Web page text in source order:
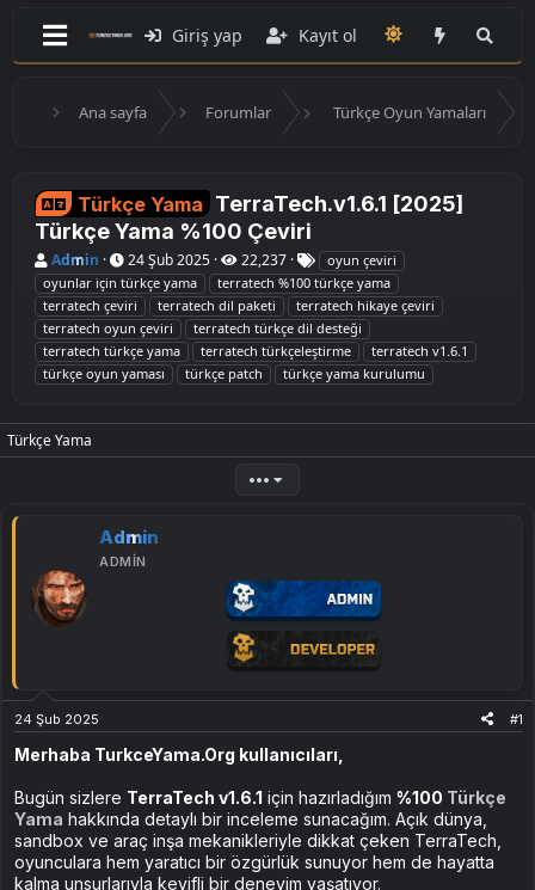
Giriş yap Kayıt ol
Ana sayfa Forumlar Türkçe Oyun Yamaları
Türkçe Yama TerraTech.v1.6.1 [2025]
Türkçe Yama %100 Çeviri
K
o
n
u
y
u
B
a
l
a
t
Admin
B
a
ş
l
a
n
g
ı
t
r
24 Şub 2025 22,237
E
t
i
k
e
t
l
e
oyun çeviri
oyunlar i̇çin türkçe yama
terratech %100 türkçe yama
terratech çeviri
terratech dil paketi
terratech hikaye çeviri
terratech oyun çeviri
terratech türkçe dil desteği
terratech türkçe yama
terratech türkçeleştirme
terratech v1.6.1
türkçe oyun yaması
türkçe patch türkçe yama kurulumu
Türkçe Yama
•••
Admin
ADMIN
24 Şub 2025 #1
Merhaba TurkceYama.Org kullanıcıları,
Bugün sizlere TerraTech v1.6.1 için hazırladığım %100 Türkçe
Yama hakkında detaylı bir inceleme sunacağım. Açık dünya,
sandbox ve araç inşa mekanikleriyle dikkat çeken TerraTech,
oyunculara hem yaratıcı bir özgürlük sunuyor hem de hayatta
kalma unsurlarıyla keyifli bir deneyim yaşatıyor.